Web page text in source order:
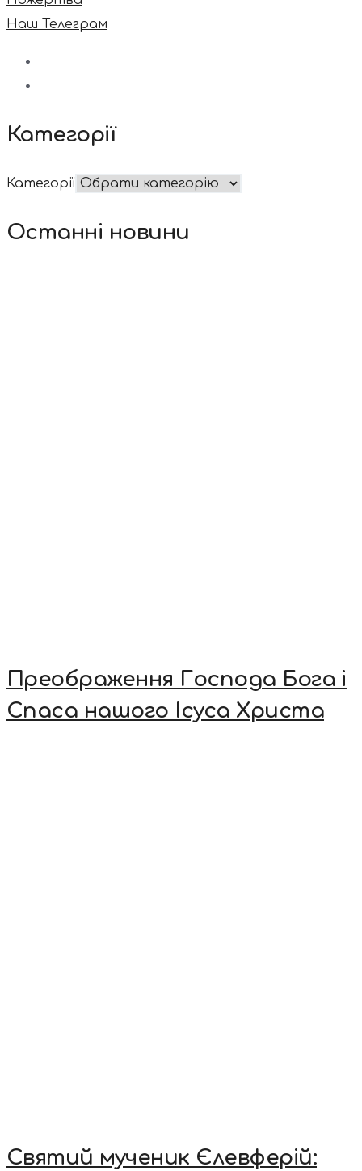
Наш Телеграм
Категорії
Категорії
Останні новини
Преображення Господа Бога і
Спаса нашого Ісуса Христа
Святий мученик Єлевферій: